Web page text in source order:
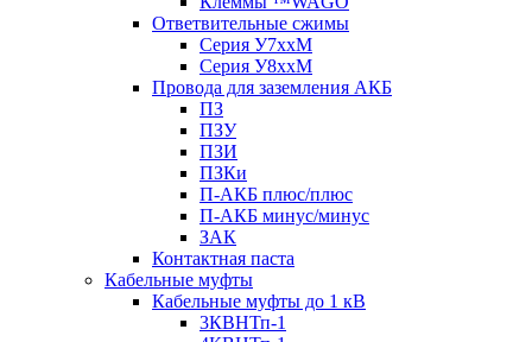
Ответвительные сжимы
Серия У7ххМ
Серия У8ххМ
Провода для заземления АКБ
ПЗ
ПЗУ
ПЗИ
ПЗКи
П-АКБ плюс/плюс
П-АКБ минус/минус
ЗАК
Контактная паста
Кабельные муфты
Кабельные муфты до 1 кВ
3КВНТп-1